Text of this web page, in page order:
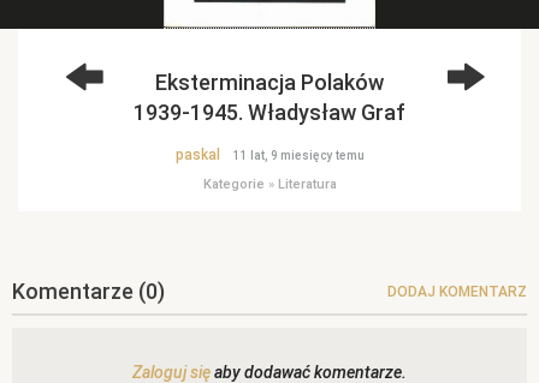
Eksterminacja Polaków
1939-1945. Władysław Graf
paskal 11 lat, 9 miesięcy temu
Kategorie » Literatura
Komentarze (0) DODAJ KOMENTARZ
Zaloguj sięaby dodawać komentarze.